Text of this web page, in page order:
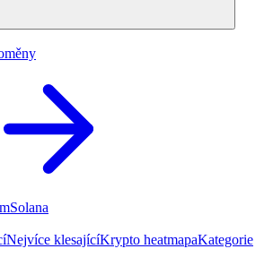
Solana
Nejvíce klesajícíKrypto heatmapaKategorie